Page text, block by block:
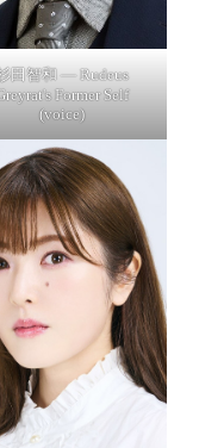
田智和 — Rudeus
Former Self
(voice)